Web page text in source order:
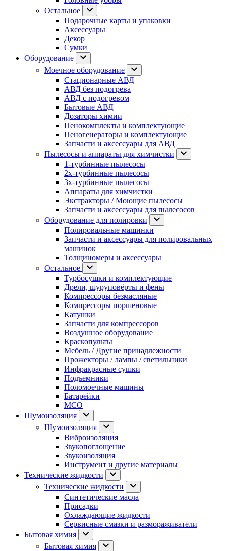
Остальное
Подарочные карты и упаковки
Аксессуары
Декор
Сумки
Оборудование
Моечное оборудование
Стационарные АВД
АВД без подогрева
АВД с подогревом
Бытовые АВД
Дозаторы химии
Пенокомплекты и комплектующие
Пеногенераторы и комплектующие
Запчасти и аксессуары для АВД
Пылесосы и аппараты для химчистки
1-турбинные пылесосы
2х-турбинные пылесосы
3х-турбинные пылесосы
Аппараты для химчистки
Экстракторы / Моющие пылесосы
Запчасти и аксессуары для пылесосов
Оборудование для полировки
Полировальные машинки
Запчасти и аксессуары для полировальных
машинок
Толщиномеры и аксессуары
Остальное
Турбосушки и комплектующие
Дрели, шуруповёрты и фены
Компрессоры безмасляные
Компрессоры поршеновые
Катушки
Запчасти для компрессоров
Воздушное оборудование
Краскопульты
Мебель / Другие принадлежности
Прожекторы / лампы / светильники
Инфракрасные сушки
Подъемники
Поломоечные машины
Батарейки
МСО
Шумоизоляция
Шумоизоляция
Виброизоляция
Звукопоглощение
Звукоизоляция
Инструмент и другие материалы
Технические жидкости
Технические жидкости
Синтетические масла
Присадки
Охлаждающие жидкости
Сервисные смазки и размораживатели
Бытовая химия
Бытовая химия